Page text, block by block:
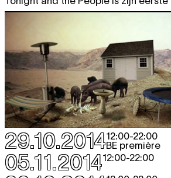
29.10.201412:00-22:00
BE première
05.11.201412:00-22:00